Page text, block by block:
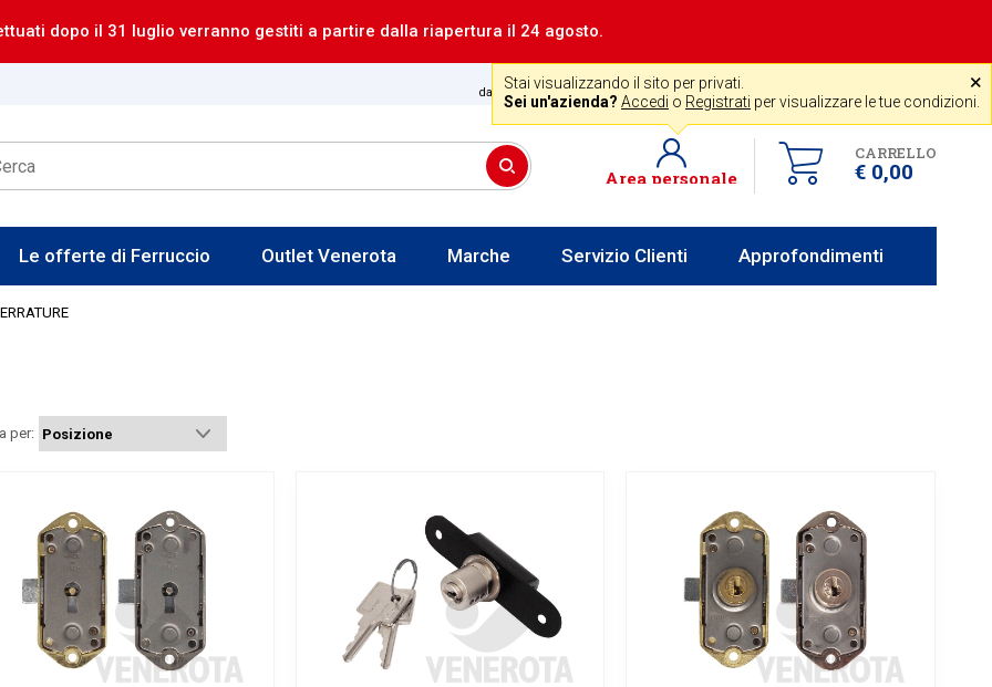
dopo il 31 luglio verranno gestiti a partire dalla riapertura il 24 agosto.
Assistenza gratuita
dal lun al ven 8-12 14-18 +39 0341 256700 ˟
Stai visualizzando il sito per privati.
Sei un'azienda? Accedi o Registrati per visualizzare le tue condizioni.
CARRELLO
€ 0,00
Area personale
Le offerte di Ferruccio Outlet Venerota Marche Servizio Clienti Approfondimenti
per: